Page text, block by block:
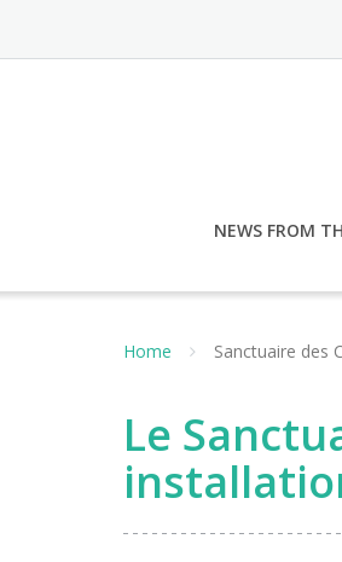
content
NEWS FROM
Home Sanctuaire des
Le